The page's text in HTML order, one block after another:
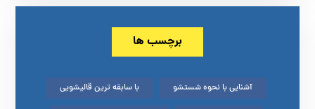
برچسب ها
آشنایی با نحوه شستشو با سابقه ترین قالیشویی